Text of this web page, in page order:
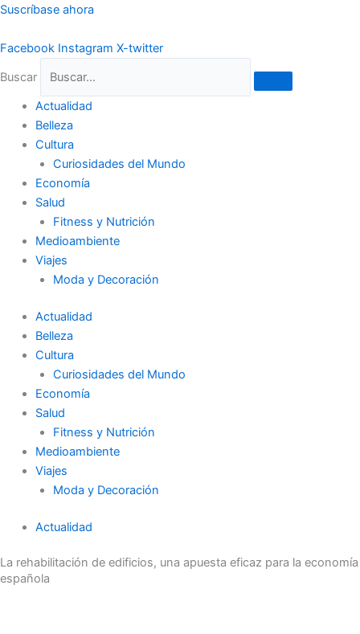
Ir
contenido
Suscríbase ahora
Facebook Instagram X-twitter
Buscar
Actualidad
Belleza
Cultura
Curiosidades del Mundo
Economía
Salud
Fitness y Nutrición
Medioambiente
Viajes
Moda y Decoración
Actualidad
Belleza
Cultura
Curiosidades del Mundo
Economía
Salud
Fitness y Nutrición
Medioambiente
Viajes
Moda y Decoración
Actualidad
La rehabilitación de edificios, una apuesta eficaz para la economía
española